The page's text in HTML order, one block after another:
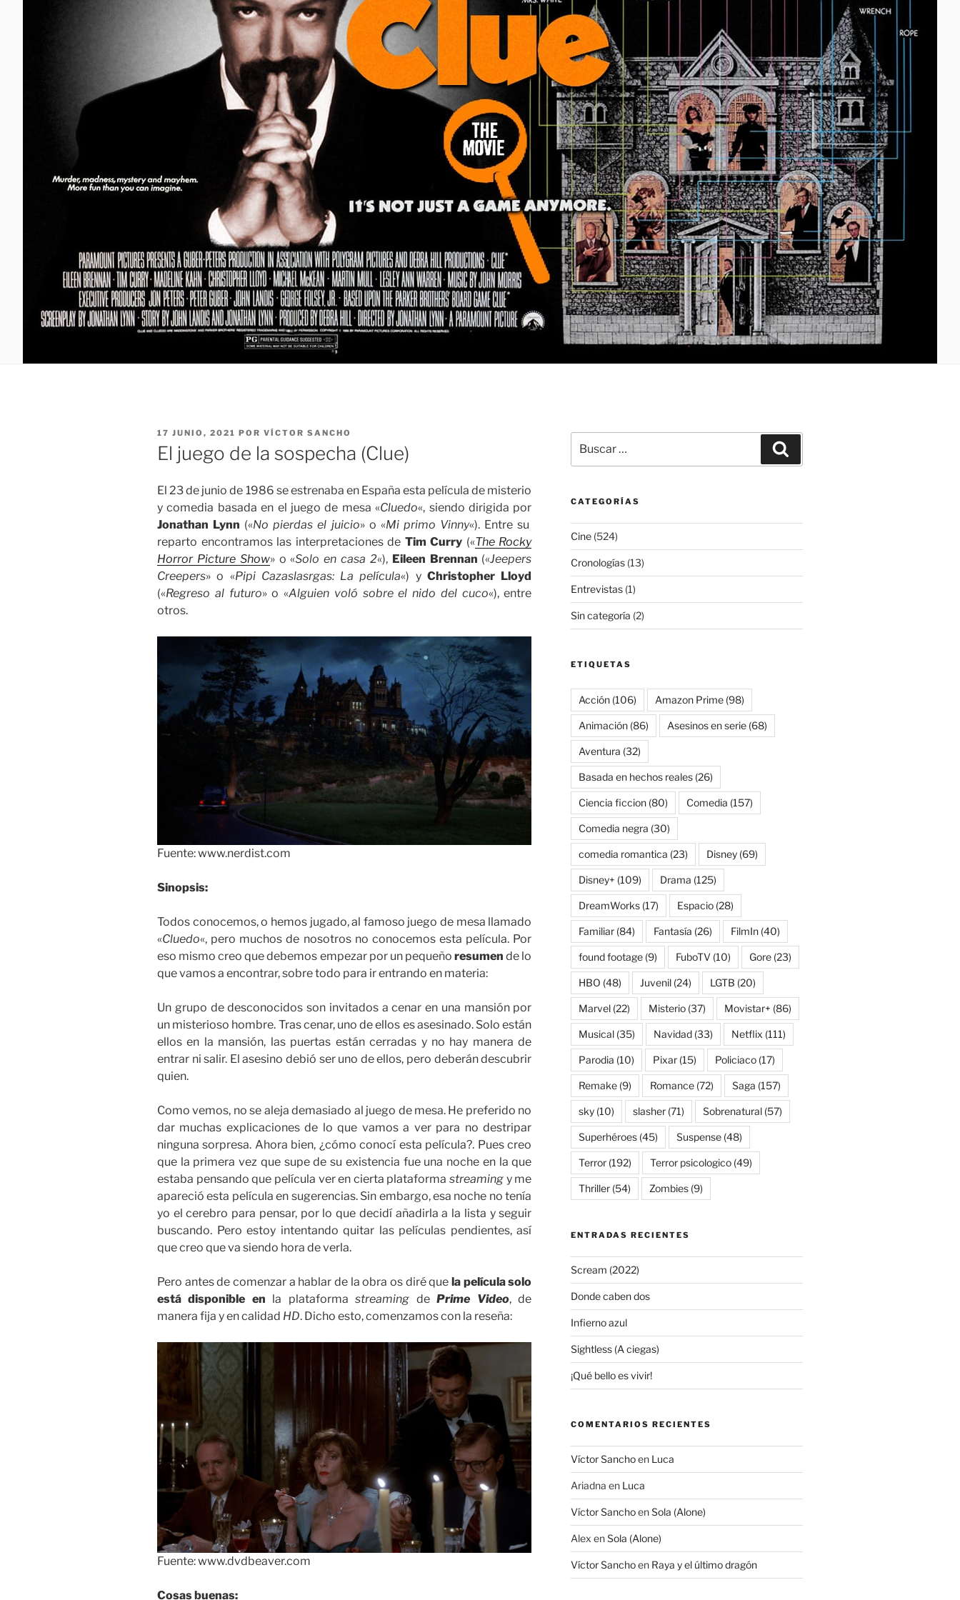
PUBLICADO
EL
17 JUNIO, 2021 POR VÍCTOR SANCHO
El juego de la sospecha (Clue)
El 23 de junio de 1986 se estrenaba en España esta película de misterio
y comedia basada en el juego de mesa «Cluedo«, siendo dirigida por
Jonathan Lynn («No pierdas el juicio» o «Mi primo Vinny«). Entre su
reparto encontramos las interpretaciones de Tim Curry («The Rocky
Horror Picture Show» o «Solo en casa 2«),Eileen Brennan («Jeepers
Creepers» o «Pipi Cazaslasrgas: La película«) yChristopher Lloyd
(«Regreso al futuro» o «Alguien voló sobre el nido del cuco«), entre
otros.
Fuente: www.nerdist.com
Sinopsis:
Todos conocemos, o hemos jugado, al famoso juego de mesa llamado
«Cluedo«, pero muchos de nosotros no conocemos esta película. Por
eso mismo creo que debemos empezar por un pequeñoresumende lo
que vamos a encontrar, sobre todo para ir entrando en materia:
Un grupo de desconocidos son invitados a cenar en una mansión por
un misterioso hombre. Tras cenar, uno de ellos es asesinado. Solo están
ellos en la mansión, las puertas están cerradas y no hay manera de
entrar ni salir. El asesino debió ser uno de ellos, pero deberán descubrir
quien.
Como vemos, no se aleja demasiado al juego de mesa. He preferido no
dar muchas explicaciones de lo que vamos a ver para no destripar
ninguna sorpresa. Ahora bien, ¿cómo conocí esta película?. Pues creo
que la primera vez que supe de su existencia fue una noche en la que
estaba pensando que película ver en cierta plataformastreaming y me
apareció esta película en sugerencias. Sin embargo, esa noche no tenía
yo el cerebro para pensar, por lo que decidí añadirla a la lista y seguir
buscando. Pero estoy intentando quitar las películas pendientes, así
que creo que va siendo hora de verla.
Pero antes de comenzar a hablar de la obra os diré que la película solo
está disponible en la plataformastreaming dePrime Video, de
manera fija y en calidad HD. Dicho esto, comenzamos con la reseña:
Fuente: www.dvdbeaver.com
Cosas buenas:
por:
CATEGORÍAS
Cine(524)
Cronologías(13)
Entrevistas(1)
Sin categoría (2)
ETIQUETAS
Acción(106) Amazon Prime(98)
Animación(86) Asesinos en serie(68)
Aventura (32)
Basada en hechos reales(26)
Ciencia ficcion(80) Comedia (157)
Comedia negra (30)
comedia romantica (23) Disney(69)
Disney+ (109) Drama (125)
DreamWorks(17) Espacio(28)
Familiar(84) Fantasía (26) FilmIn(40)
found footage(9) FuboTV (10) Gore(23)
HBO (48) Juvenil(24) LGTB (20)
Marvel(22) Misterio(37) Movistar+ (86)
Musical(35) Navidad(33) Netflix (111)
Parodia (10) Pixar(15) Policiaco(17)
Remake(9) Romance(72) Saga (157)
sky(10) slasher(71) Sobrenatural(57)
Superhéroes(45) Suspense(48)
Terror(192) Terror psicologico(49)
Thriller(54) Zombies(9)
ENTRADAS RECIENTES
Scream (2022)
Donde caben dos
Infierno azul
Sightless (A ciegas)
¡Qué bello es vivir!
COMENTARIOS RECIENTES
Víctor Sanchoen Luca
Ariadna en Luca
Víctor SanchoenSola (Alone)
Alex enSola (Alone)
Víctor Sanchoen Raya y el último dragón